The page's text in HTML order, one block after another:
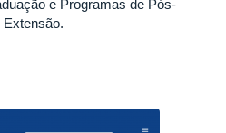
e Programas de Pós-